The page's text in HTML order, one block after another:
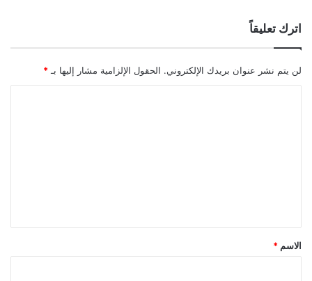
اترك تعليقاً
لن يتم نشر عنوان بريدك الإلكتروني. الحقول الإلزامية مشار إليها بـ *
*
الاسم *